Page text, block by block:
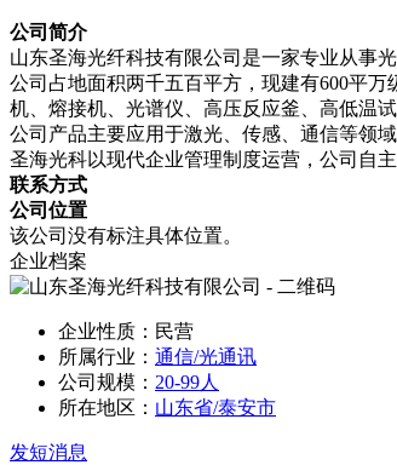
公司简介
山东圣海光纤科技有限公司是一家专业从事
公司占地面积两千五百平方，现建有600平
机、熔接机、光谱仪、高压反应釜、高低温
公司产品主要应用于激光、传感、通信等领域
圣海光科以现代企业管理制度运营，公司自
联系方式
公司位置
该公司没有标注具体位置。
企业档案
企业性质：民营
所属行业： 通信/光通讯
公司规模： 20-99人
所在地区： 山东省/泰安市
发短消息